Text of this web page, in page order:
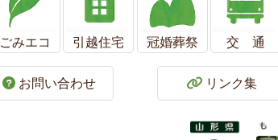
ごみエコ 引越住宅 冠婚葬祭 交 通
お問い合わせ リンク集